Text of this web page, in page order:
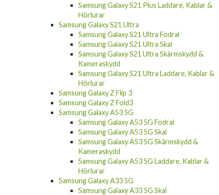
Samsung Galaxy S21 Plus Laddare, Kablar &
Hörlurar
Samsung Galaxy S21 Ultra
Samsung Galaxy S21 Ultra Fodral
Samsung Galaxy S21 Ultra Skal
Samsung Galaxy S21 Ultra Skärmskydd &
Kameraskydd
Samsung Galaxy S21 Ultra Laddare, Kablar &
Hörlurar
Samsung Galaxy Z Flip 3
Samsung Galaxy Z Fold3
Samsung Galaxy A53 5G
Samsung Galaxy A53 5G Fodral
Samsung Galaxy A53 5G Skal
Samsung Galaxy A53 5G Skärmskydd &
Kameraskydd
Samsung Galaxy A53 5G Laddare, Kablar &
Hörlurar
Samsung Galaxy A33 5G
Samsung Galaxy A33 5G Skal